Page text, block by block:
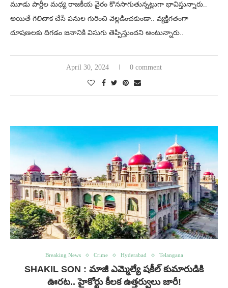
మూడు పార్టీల మధ్య రాజకీయ వైరం కొనసాగుతున్నట్లుగా భావిస్తున్నారు..
అయితే గెలిచాక చేసే పనుల గురించి వెల్లడించకుండా.. వ్యక్తిగతంగా
దూషణలకు దిగడం జనానికి విసుగు తెప్పిస్తుందని అంటున్నారు..
April 30, 2024 0 comment
Breaking News Crime Hyderabad Telangana
SHAKIL SON : మాజీ ఎమ్మెల్యే షకీల్ కుమారుడికి
ఊరట.. హైకోర్టు కీలక ఉత్తర్వులు జారీ!